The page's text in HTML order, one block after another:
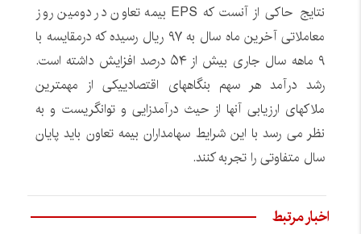
نتایج حاکی از آنست که EPS بیمه تعاون در دومین روز
معاملاتی آخرین ماه سال به ۹۷ ریال رسیده که درمقایسه با
۹ ماهه سال جاری بیش از ۵۴ درصد افزایش داشته است.
رشد درآمد هر سهم بنگاههای اقتصادییکی از مهمترین
ملاکهای ارزیابی آنها از حیث درآمدزایی و توانگریست و به
نظر می رسد با این شرایط سهامداران بیمه تعاون باید پایان
سال متفاوتی را تجربه کنند.
اخبار مرتبط